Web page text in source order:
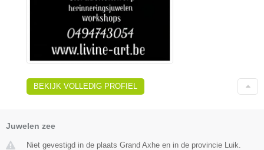
BEKIJK VOLLEDIG PROFIEL
Juwelen zee
Niet gevestigd in de plaats Grand Axhe en in de provincie Luik.